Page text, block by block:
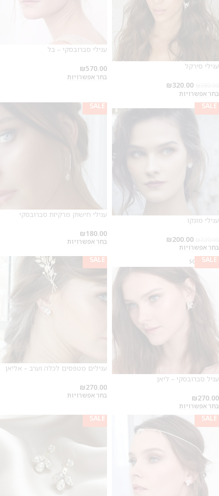
עגילי סירקל
₪320.00
בחר אפשרויות
עגילי סברובסקי – בל
₪570.00
בחר אפשרויות
SALE
SALE
עגילי מונקו
₪200.00
בחר אפשרויות
SALE
עגילי חישוק מרקיזת סברובסקי
₪180.00
בחר אפשרויות
SOLD OUT
SALE
עגיל סברובסקי – ליאן
₪270.00
בחר אפשרויות
SALE
עגילים מטפסים לכלה וערב – אליאן
₪270.00
בחר אפשרויות
SALE
SALE
2